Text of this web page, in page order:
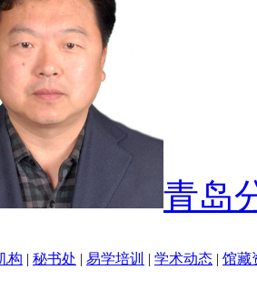
青岛
构 | 秘书处 | 易学培训 | 学术动态 | 馆藏